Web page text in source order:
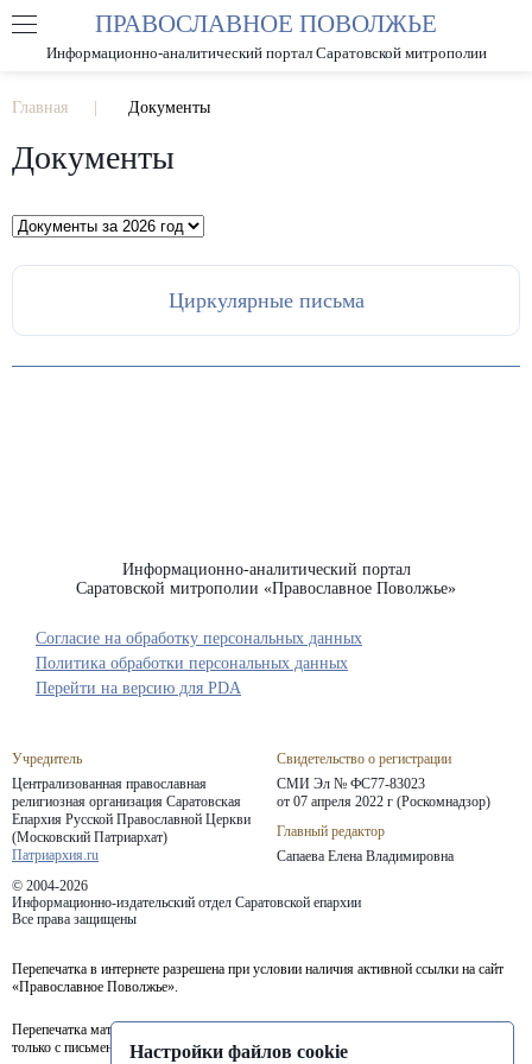
РАЗМЕР ШРИФТА А А
ПРАВОСЛАВНОЕ ПОВОЛЖЬЕ
Информационно-аналитический портал Саратовской митрополии
Главная Документы
Документы
Циркулярные письма
Информационно-аналитический портал
Саратовской митрополии «Православное Поволжье»
Учредитель
Централизованная православная
религиозная организация Саратовская
Епархия Русской Православной Церкви
(Московский Патриархат)
Патриархия.ru
Свидетельство о регистрации
СМИ Эл № ФС77-83023
от 07 апреля 2022 г (Роскомнадзор)
Главный редактор
Сапаева Елена Владимировна
© 2004-2026
Информационно-издательский отдел Саратовской епархии
Все права защищены
Согласие на обработку персональных данных
Политика обработки персональных данных
Перепечатка в интернете разрешена при условии наличия активной ссылки на сайт
«Православное Поволжье».
Перепечатка материалов портала в печатных изданиях (книгах, прессе) возможна
только с письменного разрешения редакции.
Перейти на версию для PDA
Настройки файлов cookie